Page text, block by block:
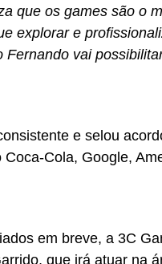
que os games são o
explorar e
vai
e selou
Cola, Google,
em breve, a 3C
que irá atuar na